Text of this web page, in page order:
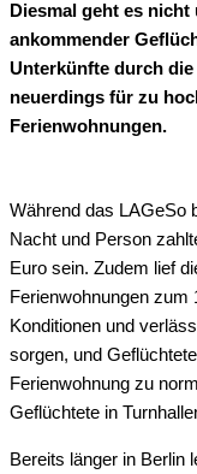
Diesmal geht es
ankommender
Unterkünfte durch
neuerdings für zu
Ferienwohnungen.
Während das LAGeSo
Nacht und Person
Euro sein. Zudem lief
Ferienwohnungen zum
Konditionen und
sorgen, und
Ferienwohnung zu
Geflüchtete in
Bereits länger in Berlin